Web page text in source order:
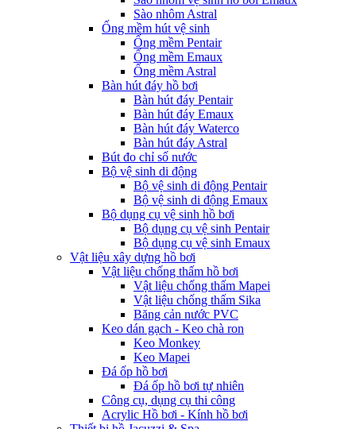
Sào nhôm Astral
Ống mềm hút vệ sinh
Ống mềm Pentair
Ống mềm Emaux
Ống mềm Astral
Bàn hút đáy hồ bơi
Bàn hút đáy Pentair
Bàn hút đáy Emaux
Bàn hút đáy Waterco
Bàn hút đáy Astral
Bút đo chỉ số nước
Bộ vệ sinh di động
Bộ vệ sinh di động Pentair
Bộ vệ sinh di động Emaux
Bộ dụng cụ vệ sinh hồ bơi
Bộ dụng cụ vệ sinh Pentair
Bộ dụng cụ vệ sinh Emaux
Vật liệu xây dựng hồ bơi
Vật liệu chống thấm hồ bơi
Vật liệu chống thấm Mapei
Vật liệu chống thấm Sika
Băng cản nước PVC
Keo dán gạch - Keo chà ron
Keo Monkey
Keo Mapei
Đá ốp hồ bơi
Đá ốp hồ bơi tự nhiên
Công cụ, dụng cụ thi công
Acrylic Hồ bơi - Kính hồ bơi